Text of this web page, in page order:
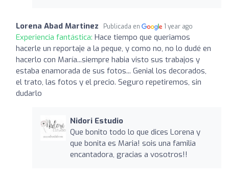
Lorena Abad Martinez Publicada en 1 year ago
Experiencia fantástica: Hace tiempo que queriamos
hacerle un reportaje a la peque, y como no, no lo dudé en
hacerlo con María...siempre habia visto sus trabajos y
estaba enamorada de sus fotos... Genial los decorados,
el trato, las fotos y el precio. Seguro repetiremos, sin
dudarlo
Nidori Estudio
Que bonito todo lo que dices Lorena y
que bonita es Maria! sois una familia
encantadora, gracias a vosotros!!